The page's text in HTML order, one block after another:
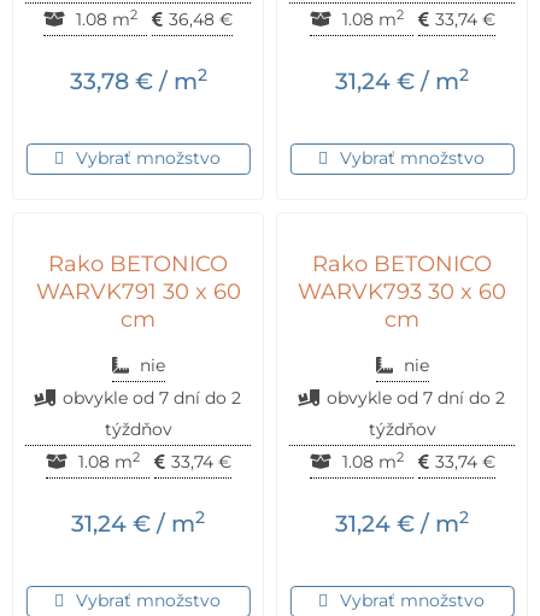
1.08 m2 36,48 €
33,78 €/ m2
Vybrať množstvo
1.08 m2 33,74 €
31,24 € / m2
Vybrať množstvo
Rako BETONICO
WARVK791 30 x 60
cm
nie
obvykle od 7 dní do 2
týždňov
1.08 m2 33,74 €
31,24 € / m2
Vybrať množstvo
Rako BETONICO
WARVK793 30 x 60
cm
nie
obvykle od 7 dní do 2
týždňov
1.08 m2 33,74 €
31,24 € / m2
Vybrať množstvo